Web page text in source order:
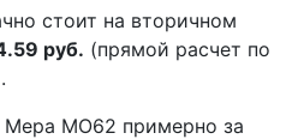
стоит на вторичном
руб. (прямой расчет по
Мера МО62 примерно за